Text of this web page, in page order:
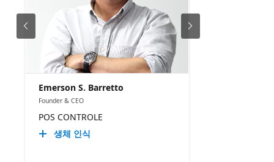
Emerson S. Barretto
Founder & CEO
POS CONTROLE
생체 인식